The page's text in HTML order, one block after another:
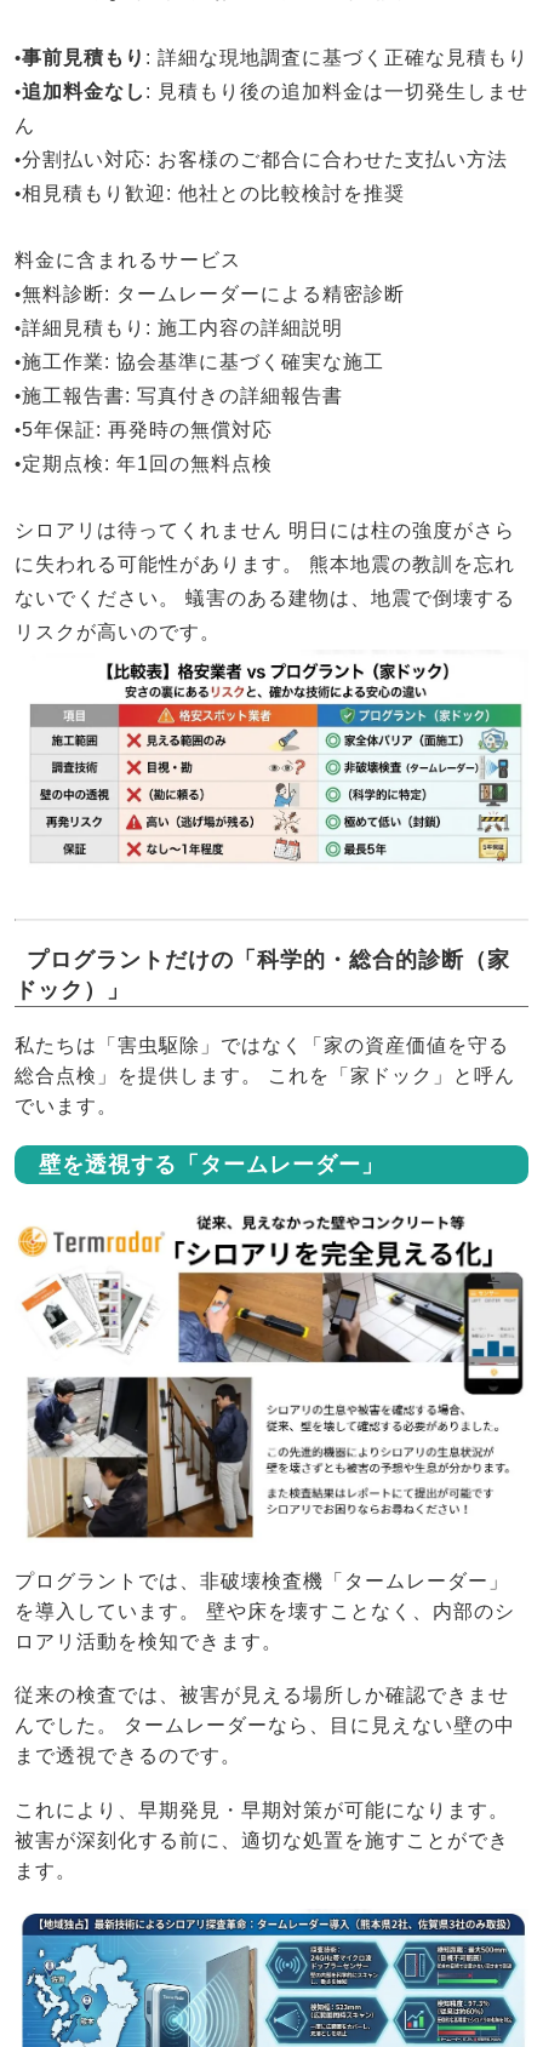
•事前見積もり : 詳細な現地調査に基づく正確な見積もり
•追加料金なし : 見積もり後の追加料金は一切発生しませ
ん
•分割払い対応: お客様のご都合に合わせた支払い方法
•相見積もり歓迎 : 他社との比較検討を推奨
料金に含まれるサービス
•無料診断: タームレーダーによる精密診断
•詳細見積もり : 施工内容の詳細説明
•施工作業: 協会基準に基づく確実な施工
•施工報告書: 写真付きの詳細報告書
•5年保証: 再発時の無償対応
•定期点検: 年1回の無料点検
シロアリは待ってくれません 明日には柱の強度がさら
に失われる可能性があります。
熊本地震の教訓を忘れ
ないでください。
蟻害のある建物は、地震で倒壊する
リスクが高いのです。
プログラントだけの「科学的・総合的診断（家
ドック）」
私たちは「害虫駆除」ではなく「家の資産価値を守る
総合点検」を提供します。 これを「家ドック」と呼ん
でいます。
壁を透視する「タームレーダー」
プログラントでは、非破壊検査機「タームレーダー」
を導入しています。 壁や床を壊すことなく、内部のシ
ロアリ活動を検知できます。
従来の検査では、被害が見える場所しか確認できませ
んでした。 タームレーダーなら、目に見えない壁の中
まで透視できるのです。
これにより、早期発見・早期対策が可能になります。
被害が深刻化する前に、適切な処置を施すことができ
ます。